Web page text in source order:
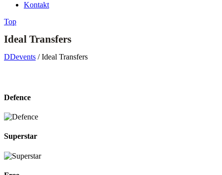
Kontakt
Top
Ideal Transfers
DDevents /Ideal Transfers
Defence
Superstar